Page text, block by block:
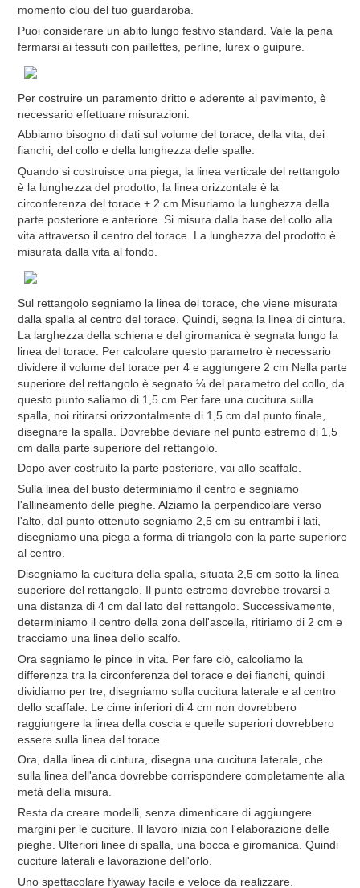
momento clou del tuo guardaroba.
Puoi considerare un abito lungo festivo standard. Vale la pena
fermarsi ai tessuti con paillettes, perline, lurex o guipure.
Per costruire un paramento dritto e aderente al pavimento, è
necessario effettuare misurazioni.
Abbiamo bisogno di dati sul volume del torace, della vita, dei
fianchi, del collo e della lunghezza delle spalle.
Quando si costruisce una piega, la linea verticale del rettangolo
è la lunghezza del prodotto, la linea orizzontale è la
circonferenza del torace + 2 cm Misuriamo la lunghezza della
parte posteriore e anteriore. Si misura dalla base del collo alla
vita attraverso il centro del torace. La lunghezza del prodotto è
misurata dalla vita al fondo.
Sul rettangolo segniamo la linea del torace, che viene misurata
dalla spalla al centro del torace. Quindi, segna la linea di cintura.
La larghezza della schiena e del giromanica è segnata lungo la
linea del torace. Per calcolare questo parametro è necessario
dividere il volume del torace per 4 e aggiungere 2 cm Nella parte
superiore del rettangolo è segnato ¼ del parametro del collo, da
questo punto saliamo di 1,5 cm Per fare una cucitura sulla
spalla, noi ritirarsi orizzontalmente di 1,5 cm dal punto finale,
disegnare la spalla. Dovrebbe deviare nel punto estremo di 1,5
cm dalla parte superiore del rettangolo.
Dopo aver costruito la parte posteriore, vai allo scaffale.
Sulla linea del busto determiniamo il centro e segniamo
l'allineamento delle pieghe. Alziamo la perpendicolare verso
l'alto, dal punto ottenuto segniamo 2,5 cm su entrambi i lati,
disegniamo una piega a forma di triangolo con la parte superiore
al centro.
Disegniamo la cucitura della spalla, situata 2,5 cm sotto la linea
superiore del rettangolo. Il punto estremo dovrebbe trovarsi a
una distanza di 4 cm dal lato del rettangolo. Successivamente,
determiniamo il centro della zona dell'ascella, ritiriamo di 2 cm e
tracciamo una linea dello scalfo.
Ora segniamo le pince in vita. Per fare ciò, calcoliamo la
differenza tra la circonferenza del torace e dei fianchi, quindi
dividiamo per tre, disegniamo sulla cucitura laterale e al centro
dello scaffale. Le cime inferiori di 4 cm non dovrebbero
raggiungere la linea della coscia e quelle superiori dovrebbero
essere sulla linea del torace.
Ora, dalla linea di cintura, disegna una cucitura laterale, che
sulla linea dell'anca dovrebbe corrispondere completamente alla
metà della misura.
Resta da creare modelli, senza dimenticare di aggiungere
margini per le cuciture. Il lavoro inizia con l'elaborazione delle
pieghe. Ulteriori linee di spalla, una bocca e giromanica. Quindi
cuciture laterali e lavorazione dell'orlo.
Uno spettacolare flyaway facile e veloce da realizzare.